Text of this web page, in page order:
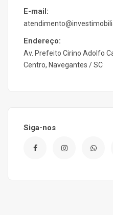
E-mail:
Endereço:
Av. Prefeito Cirino Adolfo
Centro, Navegantes / SC
Siga-nos